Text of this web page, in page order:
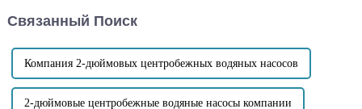
крупными твердыми
примесями...
Связанный Поиск
Компания 2-дюймовых центробежных водяных насосов
2-дюймовые центробежные водяные насосы компании